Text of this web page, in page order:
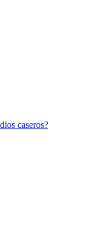
caseros?